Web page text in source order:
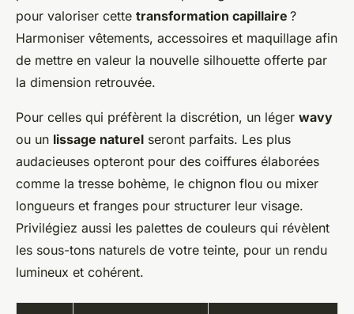
pour valoriser cette transformation capillaire ?
Harmoniser vêtements, accessoires et maquillage afin
de mettre en valeur la nouvelle silhouette offerte par
la dimension retrouvée.
Pour celles qui préfèrent la discrétion, un léger wavy
ou un lissage naturel seront parfaits. Les plus
audacieuses opteront pour des coiffures élaborées
comme la tresse bohème, le chignon flou ou mixer
longueurs et franges pour structurer leur visage.
Privilégiez aussi les palettes de couleurs qui révèlent
les sous-tons naturels de votre teinte, pour un rendu
lumineux et cohérent.